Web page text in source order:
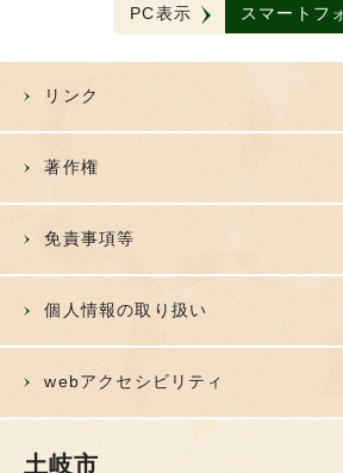
PC表示 スマートフ
リンク
著作権
免責事項等
個人情報の取り扱い
webアクセシビリティ
土岐市